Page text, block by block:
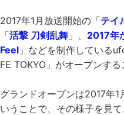
2017年1月放送開始の「テイ
「活撃 刀剣乱舞 」、 2017年
Feel 」などを制作している
FE TOKYO」がオープンする
グランドオープンは2017年
いうことで、その様子を見て